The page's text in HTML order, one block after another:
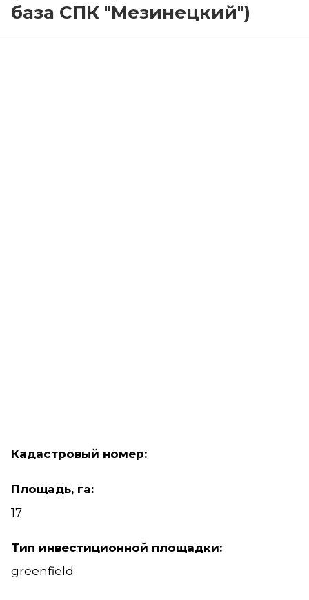
база СПК "Мезинецкий")
Кадастровый номер:
Площадь, га:
17
Тип инвестиционной площадки:
greenfield